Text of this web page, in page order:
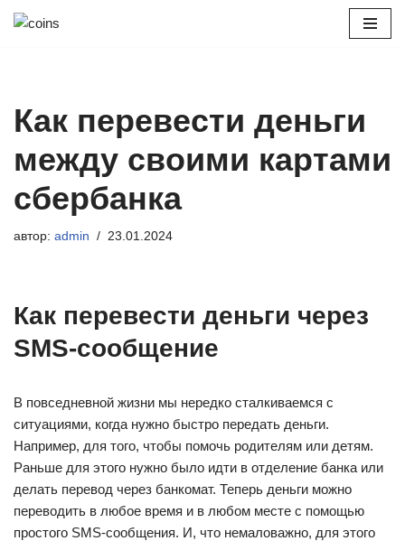
Как перевести деньги
между своими картами
сбербанка
автор: admin 23.01.2024
Как перевести деньги через
SMS-сообщение
В повседневной жизни мы нередко сталкиваемся с
ситуациями, когда нужно быстро передать деньги.
Например, для того, чтобы помочь родителям или детям.
Раньше для этого нужно было идти в отделение банка или
делать перевод через банкомат. Теперь деньги можно
переводить в любое время и в любом месте с помощью
простого SMS-сообщения. И, что немаловажно, для этого